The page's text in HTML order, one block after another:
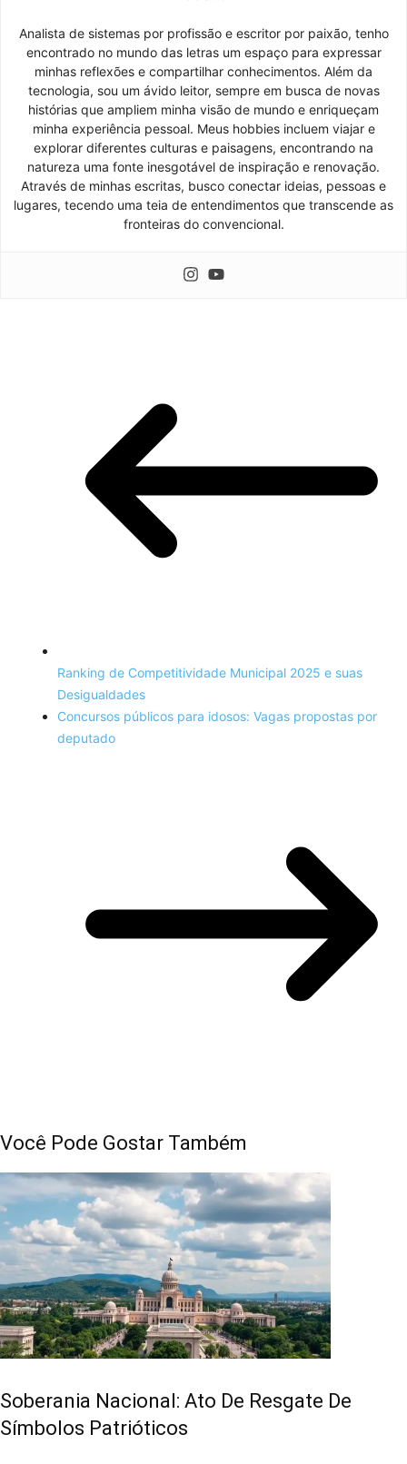
Analista de sistemas por profissão e escritor por paixão, tenho
encontrado no mundo das letras um espaço para expressar
minhas reflexões e compartilhar conhecimentos. Além da
tecnologia, sou um ávido leitor, sempre em busca de novas
histórias que ampliem minha visão de mundo e enriqueçam
minha experiência pessoal. Meus hobbies incluem viajar e
explorar diferentes culturas e paisagens, encontrando na
natureza uma fonte inesgotável de inspiração e renovação.
Através de minhas escritas, busco conectar ideias, pessoas e
lugares, tecendo uma teia de entendimentos que transcende as
fronteiras do convencional.
Ranking de Competitividade Municipal 2025 e suas
Desigualdades
Concursos públicos para idosos: Vagas propostas por
deputado
Você Pode Gostar Também
Soberania Nacional: Ato De Resgate De
Símbolos Patrióticos